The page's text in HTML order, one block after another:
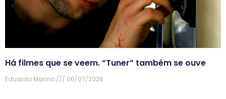
Há filmes que se veem. “Tuner” também se ouve
Eduardo Marino 06/07/2026